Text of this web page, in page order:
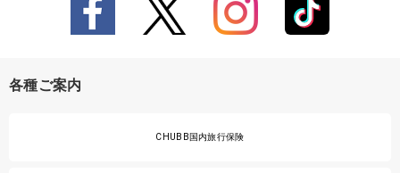
各種ご案内
CHUBB国内旅行保険